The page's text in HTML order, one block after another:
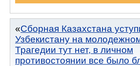
Сборная Казахстана
Узбекистану на
Трагедии тут нет, в личном
противостоянии все было